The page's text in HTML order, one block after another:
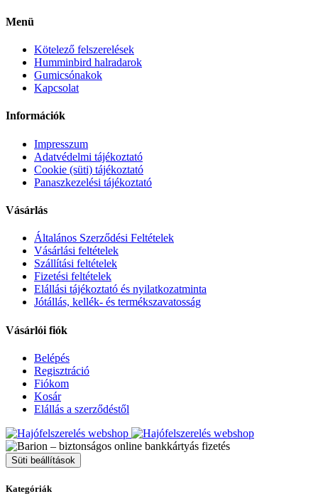
Menü
Kötelező felszerelések
Humminbird halradarok
Gumicsónakok
Kapcsolat
Információk
Impresszum
Adatvédelmi tájékoztató
Cookie (süti) tájékoztató
Panaszkezelési tájékoztató
Vásárlás
Általános Szerződési Feltételek
Vásárlási feltételek
Szállítási feltételek
Fizetési feltételek
Elállási tájékoztató és nyilatkozatminta
Jótállás, kellék- és termékszavatosság
Vásárlói fiók
Belépés
Regisztráció
Fiókom
Kosár
Elállás a szerződéstől
Süti beállítások
Kategóriák